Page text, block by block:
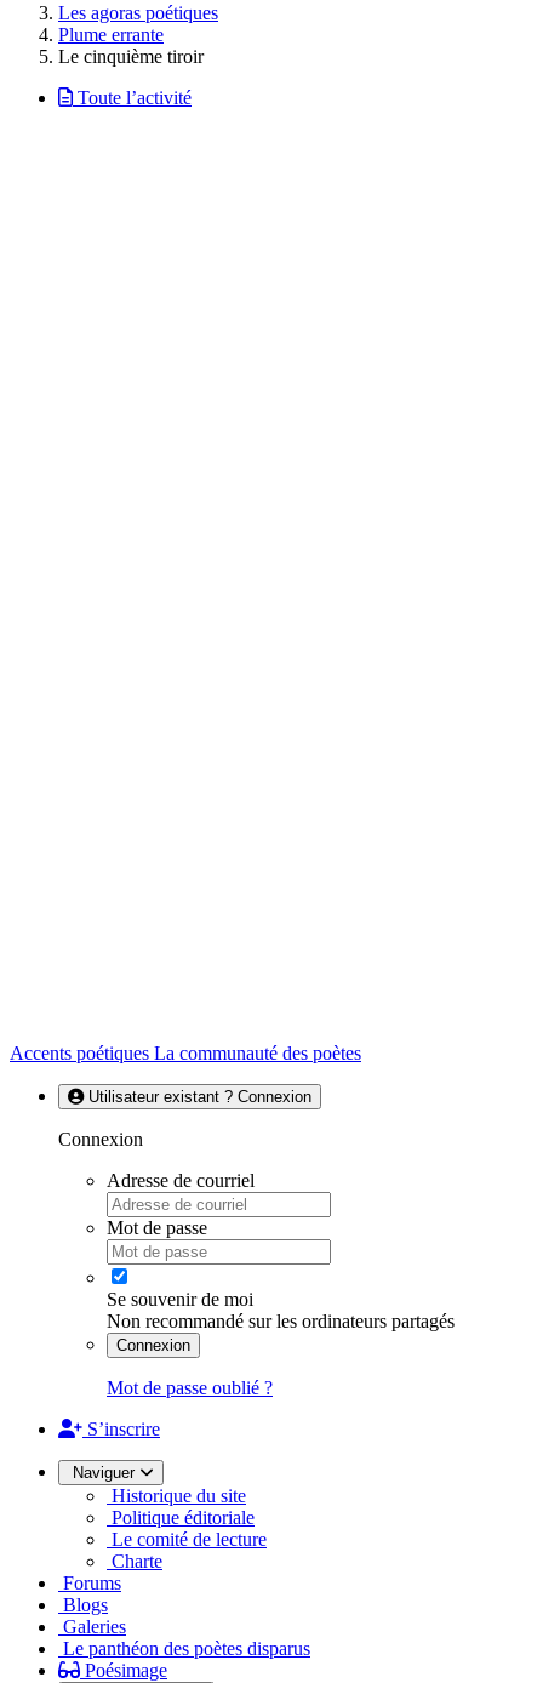
Les agoras poétiques
Plume errante
Le cinquième tiroir
Toute l’activité
Accents poétiques La communauté des poètes
Utilisateur existant ? Connexion
Connexion
Adresse de courriel
Mot de passe
Se souvenir de moi
Non recommandé sur les ordinateurs partagés
Connexion
Mot de passe oublié ?
S’inscrire
Naviguer
Historique du site
Politique éditoriale
Le comité de lecture
Charte
Forums
Blogs
Galeries
Le panthéon des poètes disparus
Poésimage